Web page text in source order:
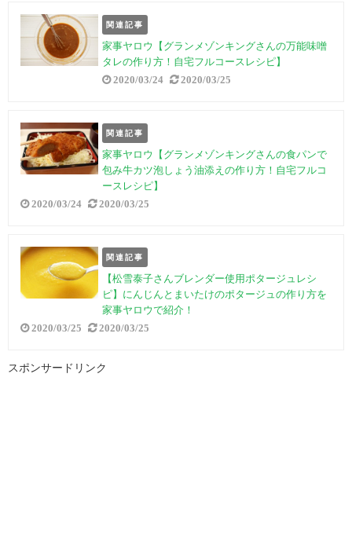
関連記事
家事ヤロウ【グランメゾンキングさんの万能味噌
タレの作り方！自宅フルコースレシピ】
2020/03/24 2020/03/25
関連記事
家事ヤロウ【グランメゾンキングさんの食パンで
包み牛カツ泡しょう油添えの作り方！自宅フルコ
ースレシピ】
2020/03/24 2020/03/25
関連記事
【松雪泰子さんブレンダー使用ポタージュレシ
ピ】にんじんとまいたけのポタージュの作り方を
家事ヤロウで紹介！
2020/03/25 2020/03/25
スポンサードリンク